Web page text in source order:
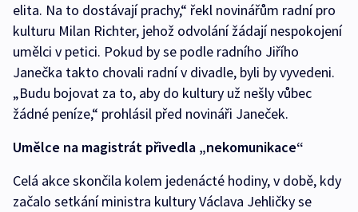
elita. Na to dostávají prachy,“ řekl novinářům radní pro
kulturu Milan Richter, jehož odvolání žádají nespokojení
umělci v petici. Pokud by se podle radního Jiřího
Janečka takto chovali radní v divadle, byli by vyvedeni.
„Budu bojovat za to, aby do kultury už nešly vůbec
žádné peníze,“ prohlásil před novináři Janeček.
Umělce na magistrát přivedla „nekomunikace“
Celá akce skončila kolem jedenácté hodiny, v době, kdy
začalo setkání ministra kultury Václava Jehličky se